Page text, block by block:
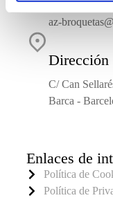
az-
Dirección
C/ Can
Barca -
Enlaces de
Política de
Política de